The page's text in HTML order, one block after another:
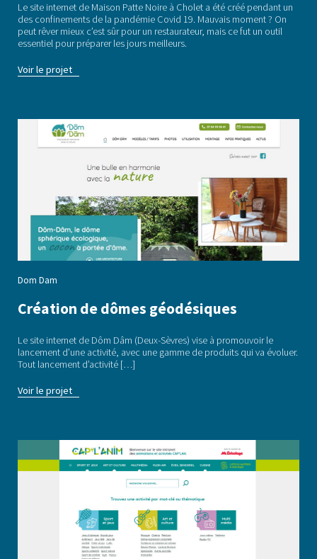
Le site internet de Maison Patte Noire à Cholet a été créé pendant un
des confinements de la pandémie Covid 19. Mauvais moment ? On
peut rêver mieux c’est sûr pour un restaurateur, mais ce fut un outil
essentiel pour préparer les jours meilleurs.
Voir le projet
Dom Dam
Création de dômes géodésiques
Le site internet de Dôm Dâm (Deux-Sèvres) vise à promouvoir le
lancement d’une activité, avec une gamme de produits qui va évoluer.
Tout lancement d’activité […]
Voir le projet